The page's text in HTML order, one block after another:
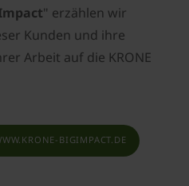
" erzählen wir
Kunden und ihre
Arbeit auf die KRONE
BIGIMPACT.DE